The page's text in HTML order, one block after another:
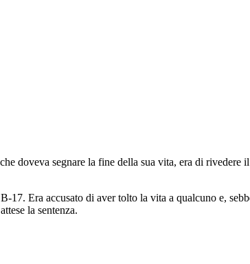
doveva segnare la fine della sua vita, era di rivedere
Era accusato di aver tolto la vita a qualcuno e,
la sentenza.